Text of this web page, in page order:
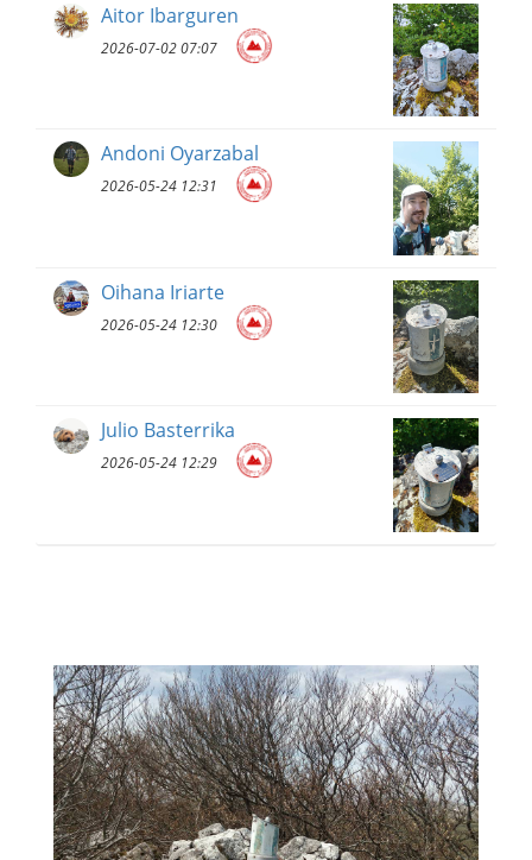
Aitor Ibarguren
2026-07-02 07:07
Andoni Oyarzabal
2026-05-24 12:31
Oihana Iriarte
2026-05-24 12:30
Julio Basterrika
2026-05-24 12:29